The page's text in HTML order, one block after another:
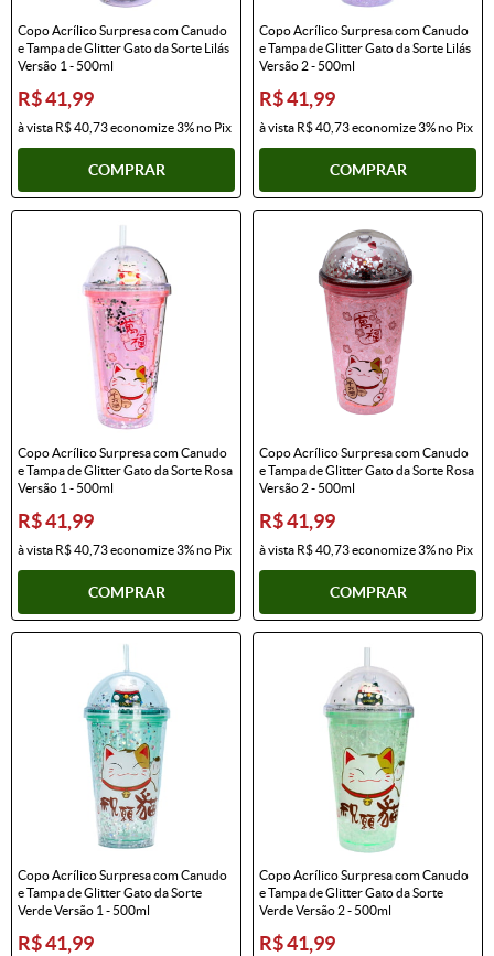
Copo Acrílico Surpresa com Canudo
e Tampa de Glitter Gato da Sorte Lilás
Versão 1 - 500ml
R$ 41,99
à vista R$ 40,73economize3%no Pix
COMPRAR
Copo Acrílico Surpresa com Canudo
e Tampa de Glitter Gato da Sorte Lilás
Versão 2 - 500ml
R$ 41,99
à vista R$ 40,73economize3%no Pix
COMPRAR
Copo Acrílico Surpresa com Canudo
e Tampa de Glitter Gato da Sorte Rosa
Versão 1 - 500ml
R$ 41,99
à vista R$ 40,73economize3%no Pix
COMPRAR
Copo Acrílico Surpresa com Canudo
e Tampa de Glitter Gato da Sorte Rosa
Versão 2 - 500ml
R$ 41,99
à vista R$ 40,73economize3%no Pix
COMPRAR
Copo Acrílico Surpresa com Canudo
e Tampa de Glitter Gato da Sorte
Verde Versão 1 - 500ml
R$ 41,99
Copo Acrílico Surpresa com Canudo
e Tampa de Glitter Gato da Sorte
Verde Versão 2 - 500ml
R$ 41,99